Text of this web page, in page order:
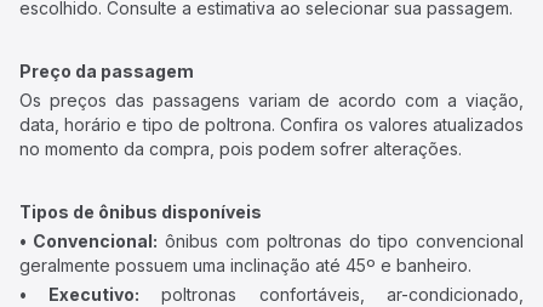
escolhido. Consulte a estimativa ao selecionar sua passagem.
Preço da passagem
Os preços das passagens variam de acordo com a viação,
data, horário e tipo de poltrona. Confira os valores atualizados
no momento da compra, pois podem sofrer alterações.
Tipos de ônibus disponíveis
• Convencional: ônibus com poltronas do tipo convencional
geralmente possuem uma inclinação até 45º e banheiro.
• Executivo: poltronas confortáveis, ar-condicionado,